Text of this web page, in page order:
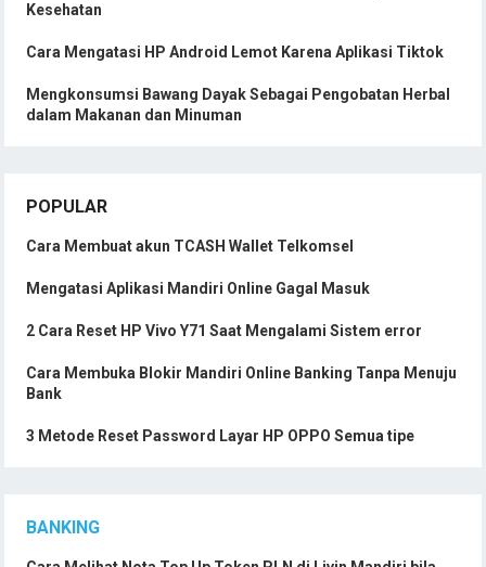
Kesehatan
Cara Mengatasi HP Android Lemot Karena Aplikasi Tiktok
Mengkonsumsi Bawang Dayak Sebagai Pengobatan Herbal
dalam Makanan dan Minuman
POPULAR
Cara Membuat akun TCASH Wallet Telkomsel
Mengatasi Aplikasi Mandiri Online Gagal Masuk
2 Cara Reset HP Vivo Y71 Saat Mengalami Sistem error
Cara Membuka Blokir Mandiri Online Banking Tanpa Menuju
Bank
3 Metode Reset Password Layar HP OPPO Semua tipe
BANKING